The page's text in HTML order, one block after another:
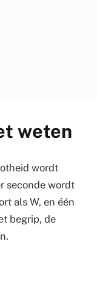
weten
wordt
seconde wordt
als W, en één
begrip, de